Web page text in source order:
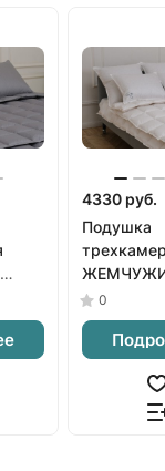
4330 руб.
Подушка
белая
0